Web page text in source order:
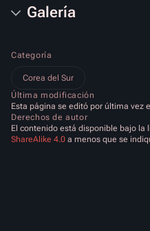
​Galería
Categoría
Corea del Sur
Última modificación
Esta página se editó por última vez
Derechos de autor
El contenido está disponible bajo la
ShareAlike 4.0 a menos que se